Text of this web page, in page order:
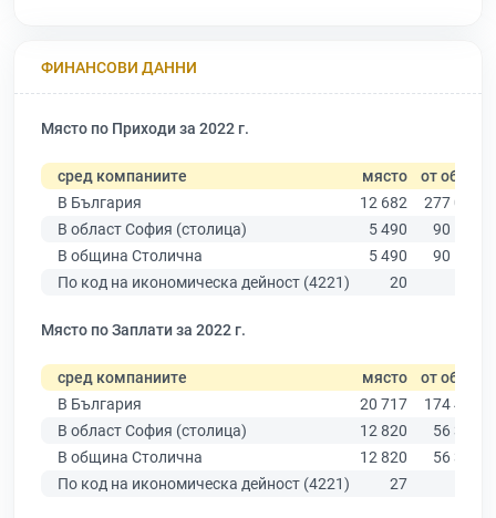
ФИНАНСОВИ ДАННИ
Място по Приходи за 2022 г.
сред компаниите място от общо
В България
12 682
277 019
В област София (столица)
5 490
90 178
В община Столична
5 490
90 178
По код на икономическа дейност (4221)
20
Място по Заплати за 2022 г.
сред компаниите място от общо
В България
20 717
174 403
В област София (столица)
12 820
56 378
В община Столична
12 820
56 378
По код на икономическа дейност (4221)
27